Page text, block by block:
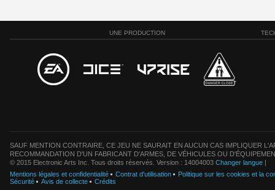
UNE PRODUCTION
SAUF MENTION CONTRAIRE, CE JEU NE SAURAIT EN AUCUN CAS IMPLIQUER
RECOMMANDATION D'UN FABRICANT D'ARMES, DE VÉHICULES OU
© 2015 Electronic Arts Inc. Tous droits réservés. Version : 14004003 Changer langue |
Mentions légales et confidentialité
Contrat d'utilisation
Politique sur les cookies et la
Sécurité
Avis de collecte Crédits